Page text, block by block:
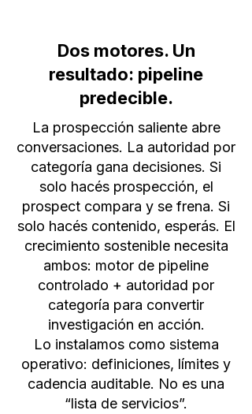
Dos motores. Un
resultado: pipeline
predecible.
La prospección saliente abre
conversaciones. La autoridad por
categoría gana decisiones. Si
solo hacés prospección, el
prospect compara y se frena. Si
solo hacés contenido, esperás. El
crecimiento sostenible necesita
ambos: motor de pipeline
controlado + autoridad por
categoría para convertir
investigación en acción.
Lo instalamos como sistema
operativo: definiciones, límites y
cadencia auditable. No es una
“lista de servicios”.